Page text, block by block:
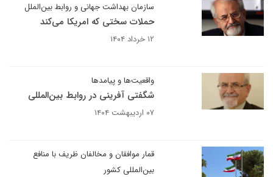
سازمان بهداشت جهانی و روابط بین‌الملل
حملات سختی که امریکا می‌کند
۱۲ خرداد ۱۴۰۴
واقعیت‌ها و پیامدها
شگفتی آفرینی در روابط بین‌المللی
۰۷ اردیبهشت ۱۴۰۴
قمار موافقان و مخالفان ظریف با منافع
بین‌المللی کشور